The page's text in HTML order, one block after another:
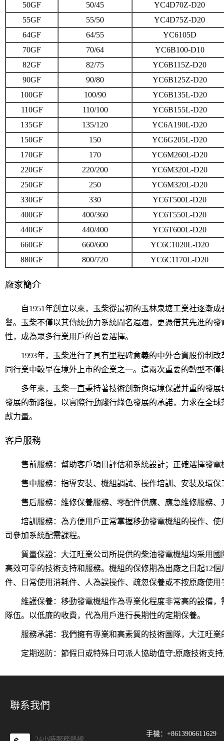
50GF
50/45
YC4D70Z-D20
55GF
55/50
YC4D75Z-D20
64GF
64/55
YC6105D
70GF
70/64
YC6B100-D10
82GF
82/75
YC6B115Z-D20
90GF
90/80
YC6B125Z-D20
100GF
100/90
YC6B135L-D20
110GF
110/100
YC6B155L-D20
135GF
135/120
YC6A190L-D20
150GF
150
YC6G205L-D20
170GF
170
YC6M260L-D20
220GF
220/200
YC6M320L-D20
250GF
250
YC6M320L-D20
330GF
330
YC6T500L-D20
400GF
400/360
YC6T550L-D20
440GF
440/400
YC6T600L-D20
660GF
660/600
YC6C1020L-D20
880GF
800/720 YC6C1170L-D20
廠家簡介
自1951年創立以來，玉柴從最初的玉林泉塘工業社逐漸成
譽。玉柴不僅以其傳統動力系統聞名遐邇，更憑借其先進的
性，成為眾多行業用戶的首要選擇。
1993年，玉柴進行了具有里程碑意義的中外合資股份制改
同行業中較早在境外上市的企業之一。這兩次重要的轉型不
多年來，玉柴一直秉持著技術創新與環境保護并重的發展
發展的新路徑，以實際行動踐行綠色發展的承諾，力求在全
獻力量。
客戶服務
售前服務：幫助客戶項目評估和系統設計；正確選擇發電
售中服務：指導安裝、機組調試、操作培訓、安裝及環保
售后服務：維修保養服務、零配件供應、應急維修服務、
培訓服務：為方便用戶正常掌握移動發電機組的操作、使
司參加系統配需課程。
質量保證：大江旺業公司所提供的柴油發電機組均采用國
高效可靠的技術支持和服務。機組的保修期為出廠之日起12
件、日常使用消耗件、人為誤操作、疏忽保養或不按原廠使
維護保養：移動發電機組作為專業化程度非常高的設備，
隊伍。以低廉的收費，代為用戶進行長期性的定期保養。
服務承諾：我們擁有專業和高素質的技術團隊，大江旺業
定期巡防：節假日或特殊日可派人協助值守;原廠技術支持
聯系我們
24小時服務熱線
手機：+8613906611629